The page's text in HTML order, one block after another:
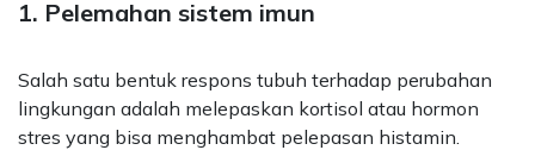
1. Pelemahan sistem imun
Salah satu bentuk respons tubuh terhadap perubahan
lingkungan adalah melepaskan kortisol atau hormon
stres yang bisa menghambat pelepasan histamin.